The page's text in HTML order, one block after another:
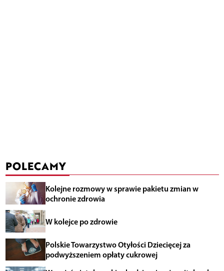
POLECAMY
Kolejne rozmowy w sprawie pakietu zmian w
ochronie zdrowia
W kolejce po zdrowie
Polskie Towarzystwo Otyłości Dziecięcej za
podwyższeniem opłaty cukrowej